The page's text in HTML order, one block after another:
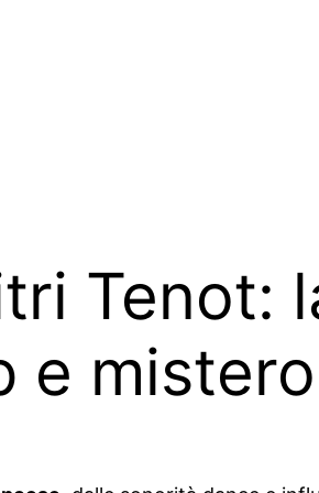
Tenot:
e mistero